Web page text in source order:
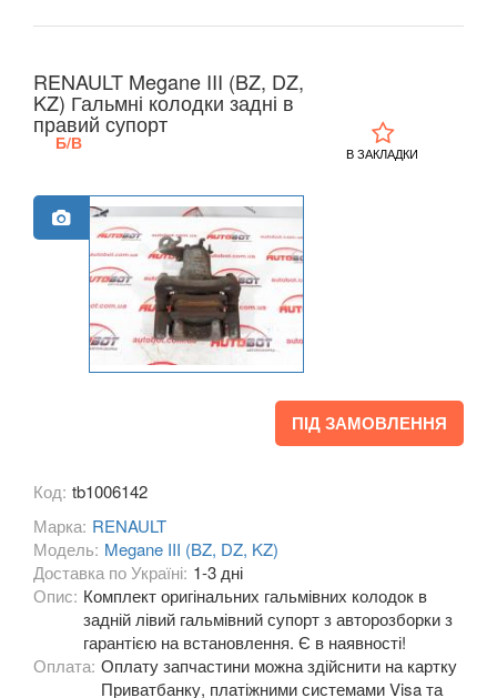
Clio IV (BK, KH, J5)
Duster (FE, HS)
Fluence (L3, B3)
Grand Espace IV (JK0)
Espace V
Kadjar
Kangoo II (FW, KW)
Laguna II (BG, KG)
Laguna III (BT, DT, KT)
Latitude (L7)
Master III (HD, FD, JD)
Megane II (BM, CM, KM, LM, EM)
RENAULT Megane III (BZ, DZ,
KZ) Гальмні колодки задні в
правий супорт
Б/В
ПІД ЗАМОВЛЕННЯ
В ЗАКЛАДКИ
Код: tb1006142
Марка: RENAULT
Модель: Megane III (BZ, DZ, KZ)
Доставка по Україні: 1-3 дні
Опис: Комплект оригінальних гальмівних колодок в
задній лівий гальмівний супорт з авторозборки з
гарантією на встановлення. Є в наявності!
Оплата: Оплату запчастини можна здійснити на картку
Приватбанку, платіжними системами Visa та